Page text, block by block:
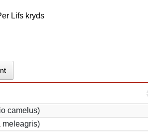
Lifs kryds
camelus)
meleagris)